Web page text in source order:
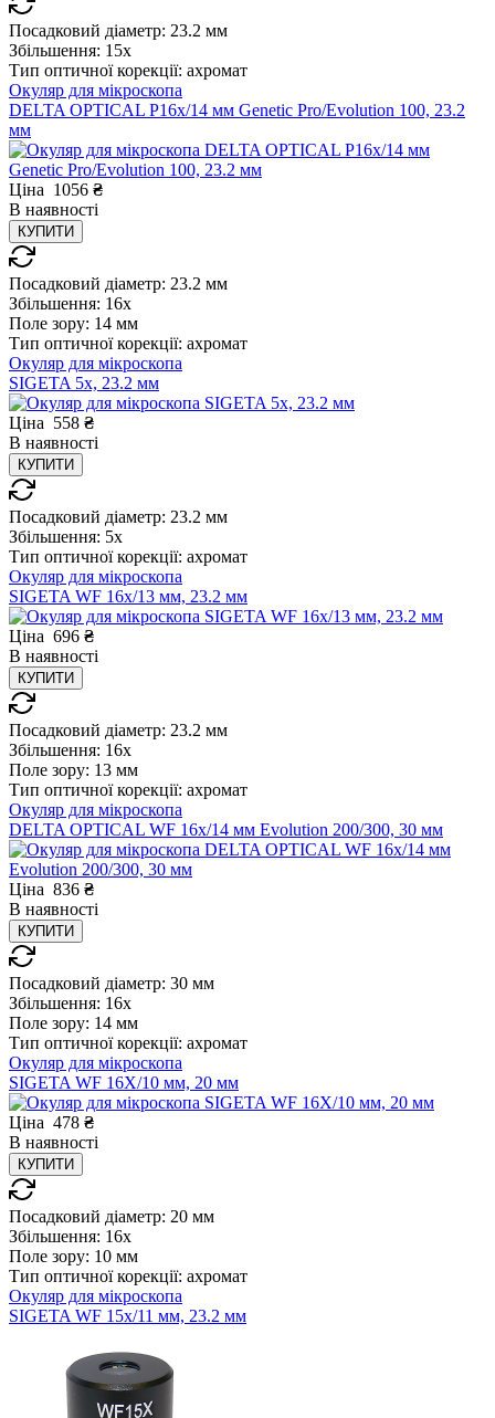
Посадковий діаметр: 23.2 мм
Збільшення: 15x
Тип оптичної корекції: ахромат
Окуляр для мікроскопа
DELTA OPTICAL P16x/14 мм Genetic Pro/Evolution 100, 23.2
мм
Ціна 1056 ₴
В наявності
КУПИТИ
Посадковий діаметр: 23.2 мм
Збільшення: 16x
Поле зору: 14 мм
Тип оптичної корекції: ахромат
Окуляр для мікроскопа
SIGETA 5x, 23.2 мм
Ціна 558 ₴
В наявності
КУПИТИ
Посадковий діаметр: 23.2 мм
Збільшення: 5x
Тип оптичної корекції: ахромат
Окуляр для мікроскопа
SIGETA WF 16x/13 мм, 23.2 мм
Ціна 696 ₴
В наявності
КУПИТИ
Посадковий діаметр: 23.2 мм
Збільшення: 16x
Поле зору: 13 мм
Тип оптичної корекції: ахромат
Окуляр для мікроскопа
DELTA OPTICAL WF 16x/14 мм Evolution 200/300, 30 мм
Ціна 836 ₴
В наявності
КУПИТИ
Посадковий діаметр: 30 мм
Збільшення: 16x
Поле зору: 14 мм
Тип оптичної корекції: ахромат
Окуляр для мікроскопа
SIGETA WF 16X/10 мм, 20 мм
Ціна 478 ₴
В наявності
КУПИТИ
Посадковий діаметр: 20 мм
Збільшення: 16x
Поле зору: 10 мм
Тип оптичної корекції: ахромат
Окуляр для мікроскопа
SIGETA WF 15x/11 мм, 23.2 мм